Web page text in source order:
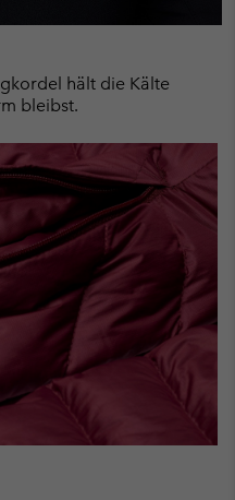
hält die Kälte
bleibst.